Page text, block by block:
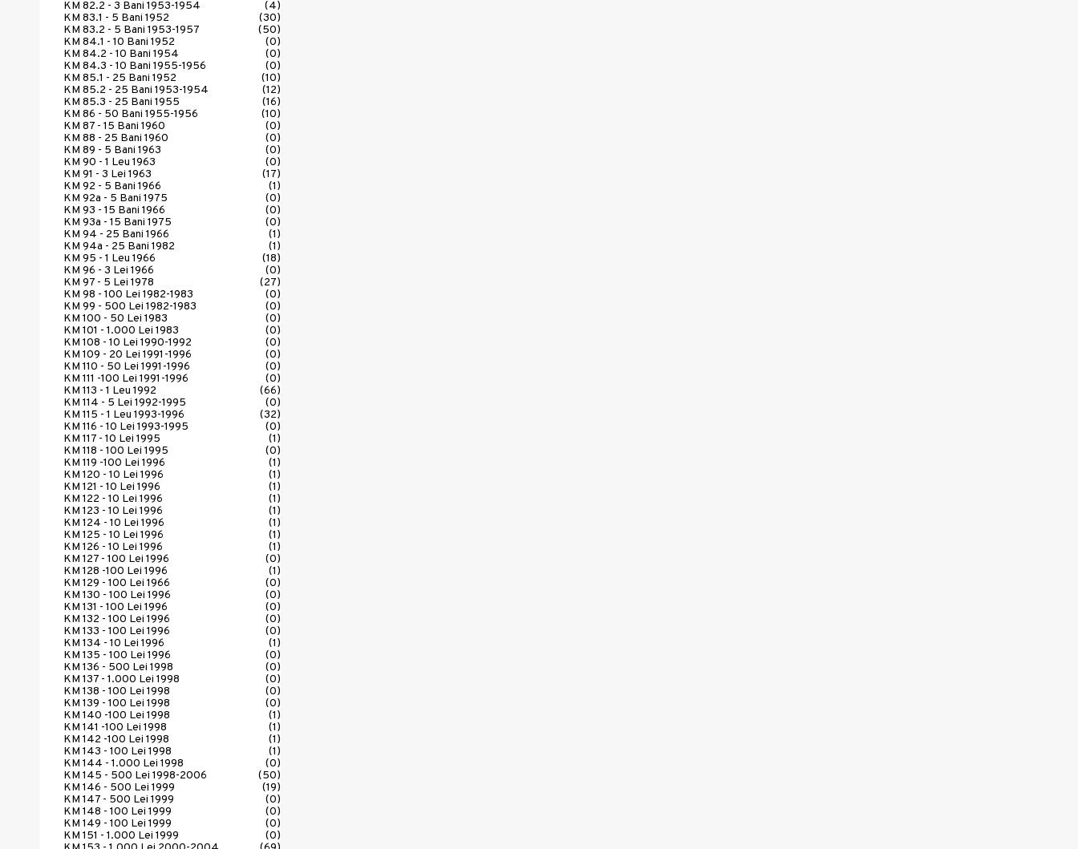
KM 82.2 - 3 Bani 1953-1954
(4)
KM 83.1 - 5 Bani 1952
(30)
KM 83.2 - 5 Bani 1953-1957
(50)
KM 84.1 - 10 Bani 1952
(0)
KM 84.2 - 10 Bani 1954
(0)
KM 84.3 - 10 Bani 1955-1956
(0)
KM 85.1 - 25 Bani 1952
(10)
KM 85.2 - 25 Bani 1953-1954
(12)
KM 85.3 - 25 Bani 1955
(16)
KM 86 - 50 Bani 1955-1956
(10)
KM 87 - 15 Bani 1960
(0)
KM 88 - 25 Bani 1960
(0)
KM 89 - 5 Bani 1963
(0)
KM 90 - 1 Leu 1963
(0)
KM 91 - 3 Lei 1963
(17)
KM 92 - 5 Bani 1966
(1)
KM 92a - 5 Bani 1975
(0)
KM 93 - 15 Bani 1966
(0)
KM 93a - 15 Bani 1975
(0)
KM 94 - 25 Bani 1966
(1)
KM 94a - 25 Bani 1982
(1)
KM 95 - 1 Leu 1966
(18)
KM 96 - 3 Lei 1966
(0)
KM 97 - 5 Lei 1978
(27)
KM 98 - 100 Lei 1982-1983
(0)
KM 99 - 500 Lei 1982-1983
(0)
KM 100 - 50 Lei 1983
(0)
KM 101 - 1.000 Lei 1983
(0)
KM 108 - 10 Lei 1990-1992
(0)
KM 109 - 20 Lei 1991-1996
(0)
KM 110 - 50 Lei 1991-1996
(0)
KM 111 -100 Lei 1991-1996
(0)
KM 113 - 1 Leu 1992
(66)
KM 114 - 5 Lei 1992-1995
(0)
KM 115 - 1 Leu 1993-1996
(32)
KM 116 - 10 Lei 1993-1995
(0)
KM 117 - 10 Lei 1995
(1)
KM 118 - 100 Lei 1995
(0)
KM 119 -100 Lei 1996
(1)
KM 120 - 10 Lei 1996
(1)
KM 121 - 10 Lei 1996
(1)
KM 122 - 10 Lei 1996
(1)
KM 123 - 10 Lei 1996
(1)
KM 124 - 10 Lei 1996
(1)
KM 125 - 10 Lei 1996
(1)
KM 126 - 10 Lei 1996
(1)
KM 127 - 100 Lei 1996
(0)
KM 128 -100 Lei 1996
(1)
KM 129 - 100 Lei 1966
(0)
KM 130 - 100 Lei 1996
(0)
KM 131 - 100 Lei 1996
(0)
KM 132 - 100 Lei 1996
(0)
KM 133 - 100 Lei 1996
(0)
KM 134 - 10 Lei 1996
(1)
KM 135 - 100 Lei 1996
(0)
KM 136 - 500 Lei 1998
(0)
KM 137 - 1.000 Lei 1998
(0)
KM 138 - 100 Lei 1998
(0)
KM 139 - 100 Lei 1998
(0)
KM 140 -100 Lei 1998
(1)
KM 141 -100 Lei 1998
(1)
KM 142 -100 Lei 1998
(1)
KM 143 - 100 Lei 1998
(1)
KM 144 - 1.000 Lei 1998
(0)
KM 145 - 500 Lei 1998-2006
(50)
KM 146 - 500 Lei 1999
(19)
KM 147 - 500 Lei 1999
(0)
KM 148 - 100 Lei 1999
(0)
KM 149 - 100 Lei 1999
(0)
KM 151 - 1.000 Lei 1999
(0)